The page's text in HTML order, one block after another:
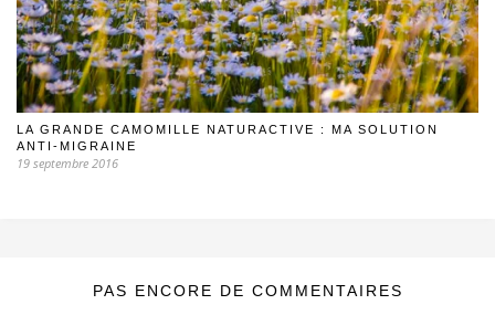
LA GRANDE CAMOMILLE NATURACTIVE : MA SOLUTION
ANTI-MIGRAINE
19 septembre 2016
PAS ENCORE DE COMMENTAIRES